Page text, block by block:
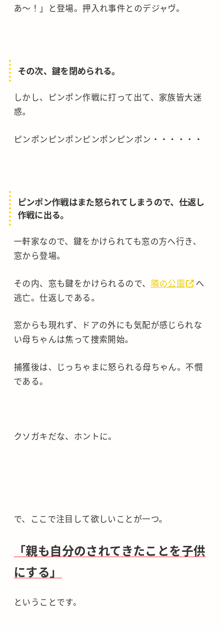
あ～！」と登場。押入れ事件とのデジャヴ。
その次、鍵を閉められる。
しかし、ピンポン作戦に打って出て、家族皆大迷
惑。
ピンポンピンポンピンポンピンポン・・・・・・
ピンポン作戦はまた怒られてしまうので、仕返し
作戦に出る。
一軒家なので、鍵をかけられても窓の方へ行き、
窓から登場。
その内、窓も鍵をかけられるので、 隣の公園
へ
逃亡。仕返しである。
窓からも現れず、ドアの外にも気配が感じられな
い母ちゃんは焦って捜索開始。
捕獲後は、じっちゃまに怒られる母ちゃん。不憫
である。
クソガキだな、ホントに。
で、ここで注目して欲しいことが一つ。
「親も自分のされてきたことを子供
にする」
ということです。